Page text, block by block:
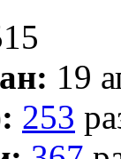
19
253